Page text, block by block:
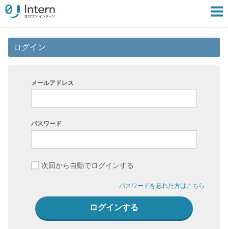
ログイン
メールアドレス
パスワード
次回から自動でログインする
パスワードを忘れた方はこちら